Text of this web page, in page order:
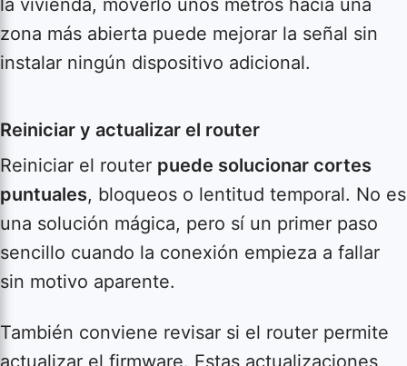
la vivienda, moverlo unos metros hacia una
zona más abierta puede mejorar la señal sin
instalar ningún dispositivo adicional.
Reiniciar y actualizar el router
Reiniciar el router puede solucionar cortes
puntuales, bloqueos o lentitud temporal. No es
una solución mágica, pero sí un primer paso
sencillo cuando la conexión empieza a fallar
sin motivo aparente.
También conviene revisar si el router permite
actualizar el firmware. Estas actualizaciones